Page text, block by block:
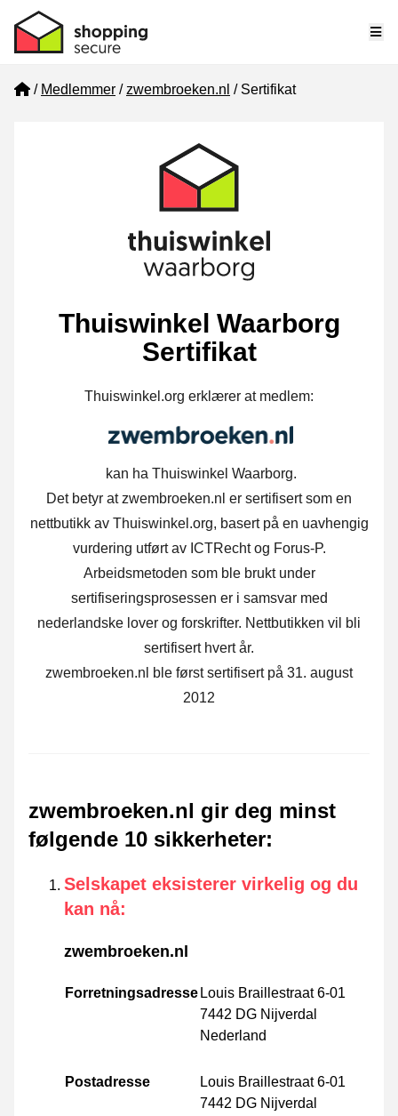
Home
Medlemmer zwembroeken.nl Sertifikat
Thuiswinkel Waarborg
Sertifikat
Thuiswinkel.org erklærer at medlem:
kan ha Thuiswinkel Waarborg.
Det betyr at zwembroeken.nl er sertifisert som en
nettbutikk av Thuiswinkel.org, basert på en uavhengig
vurdering utført av ICTRecht og Forus-P.
Arbeidsmetoden som ble brukt under
sertifiseringsprosessen er i samsvar med
nederlandske lover og forskrifter. Nettbutikken vil bli
sertifisert hvert år.
zwembroeken.nl ble først sertifisert på 31. august
2012
zwembroeken.nl gir deg minst
følgende 10 sikkerheter:
Selskapet eksisterer virkelig og du
kan nå:
zwembroeken.nl
Forretningsadresse Louis Braillestraat 6-01
7442 DG Nijverdal
Nederland
Postadresse
Louis Braillestraat 6-01
7442 DG Nijverdal